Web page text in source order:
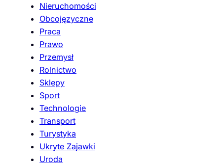
Nieruchomości
Obcojęzyczne
Praca
Prawo
Przemysł
Rolnictwo
Sklepy
Sport
Technologie
Transport
Turystyka
Ukryte Zajawki
Uroda